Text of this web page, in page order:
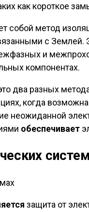
как короткое
собой метод
с
и
компонентах.
два разных
когда
неожиданной
обеспечивает
защита от